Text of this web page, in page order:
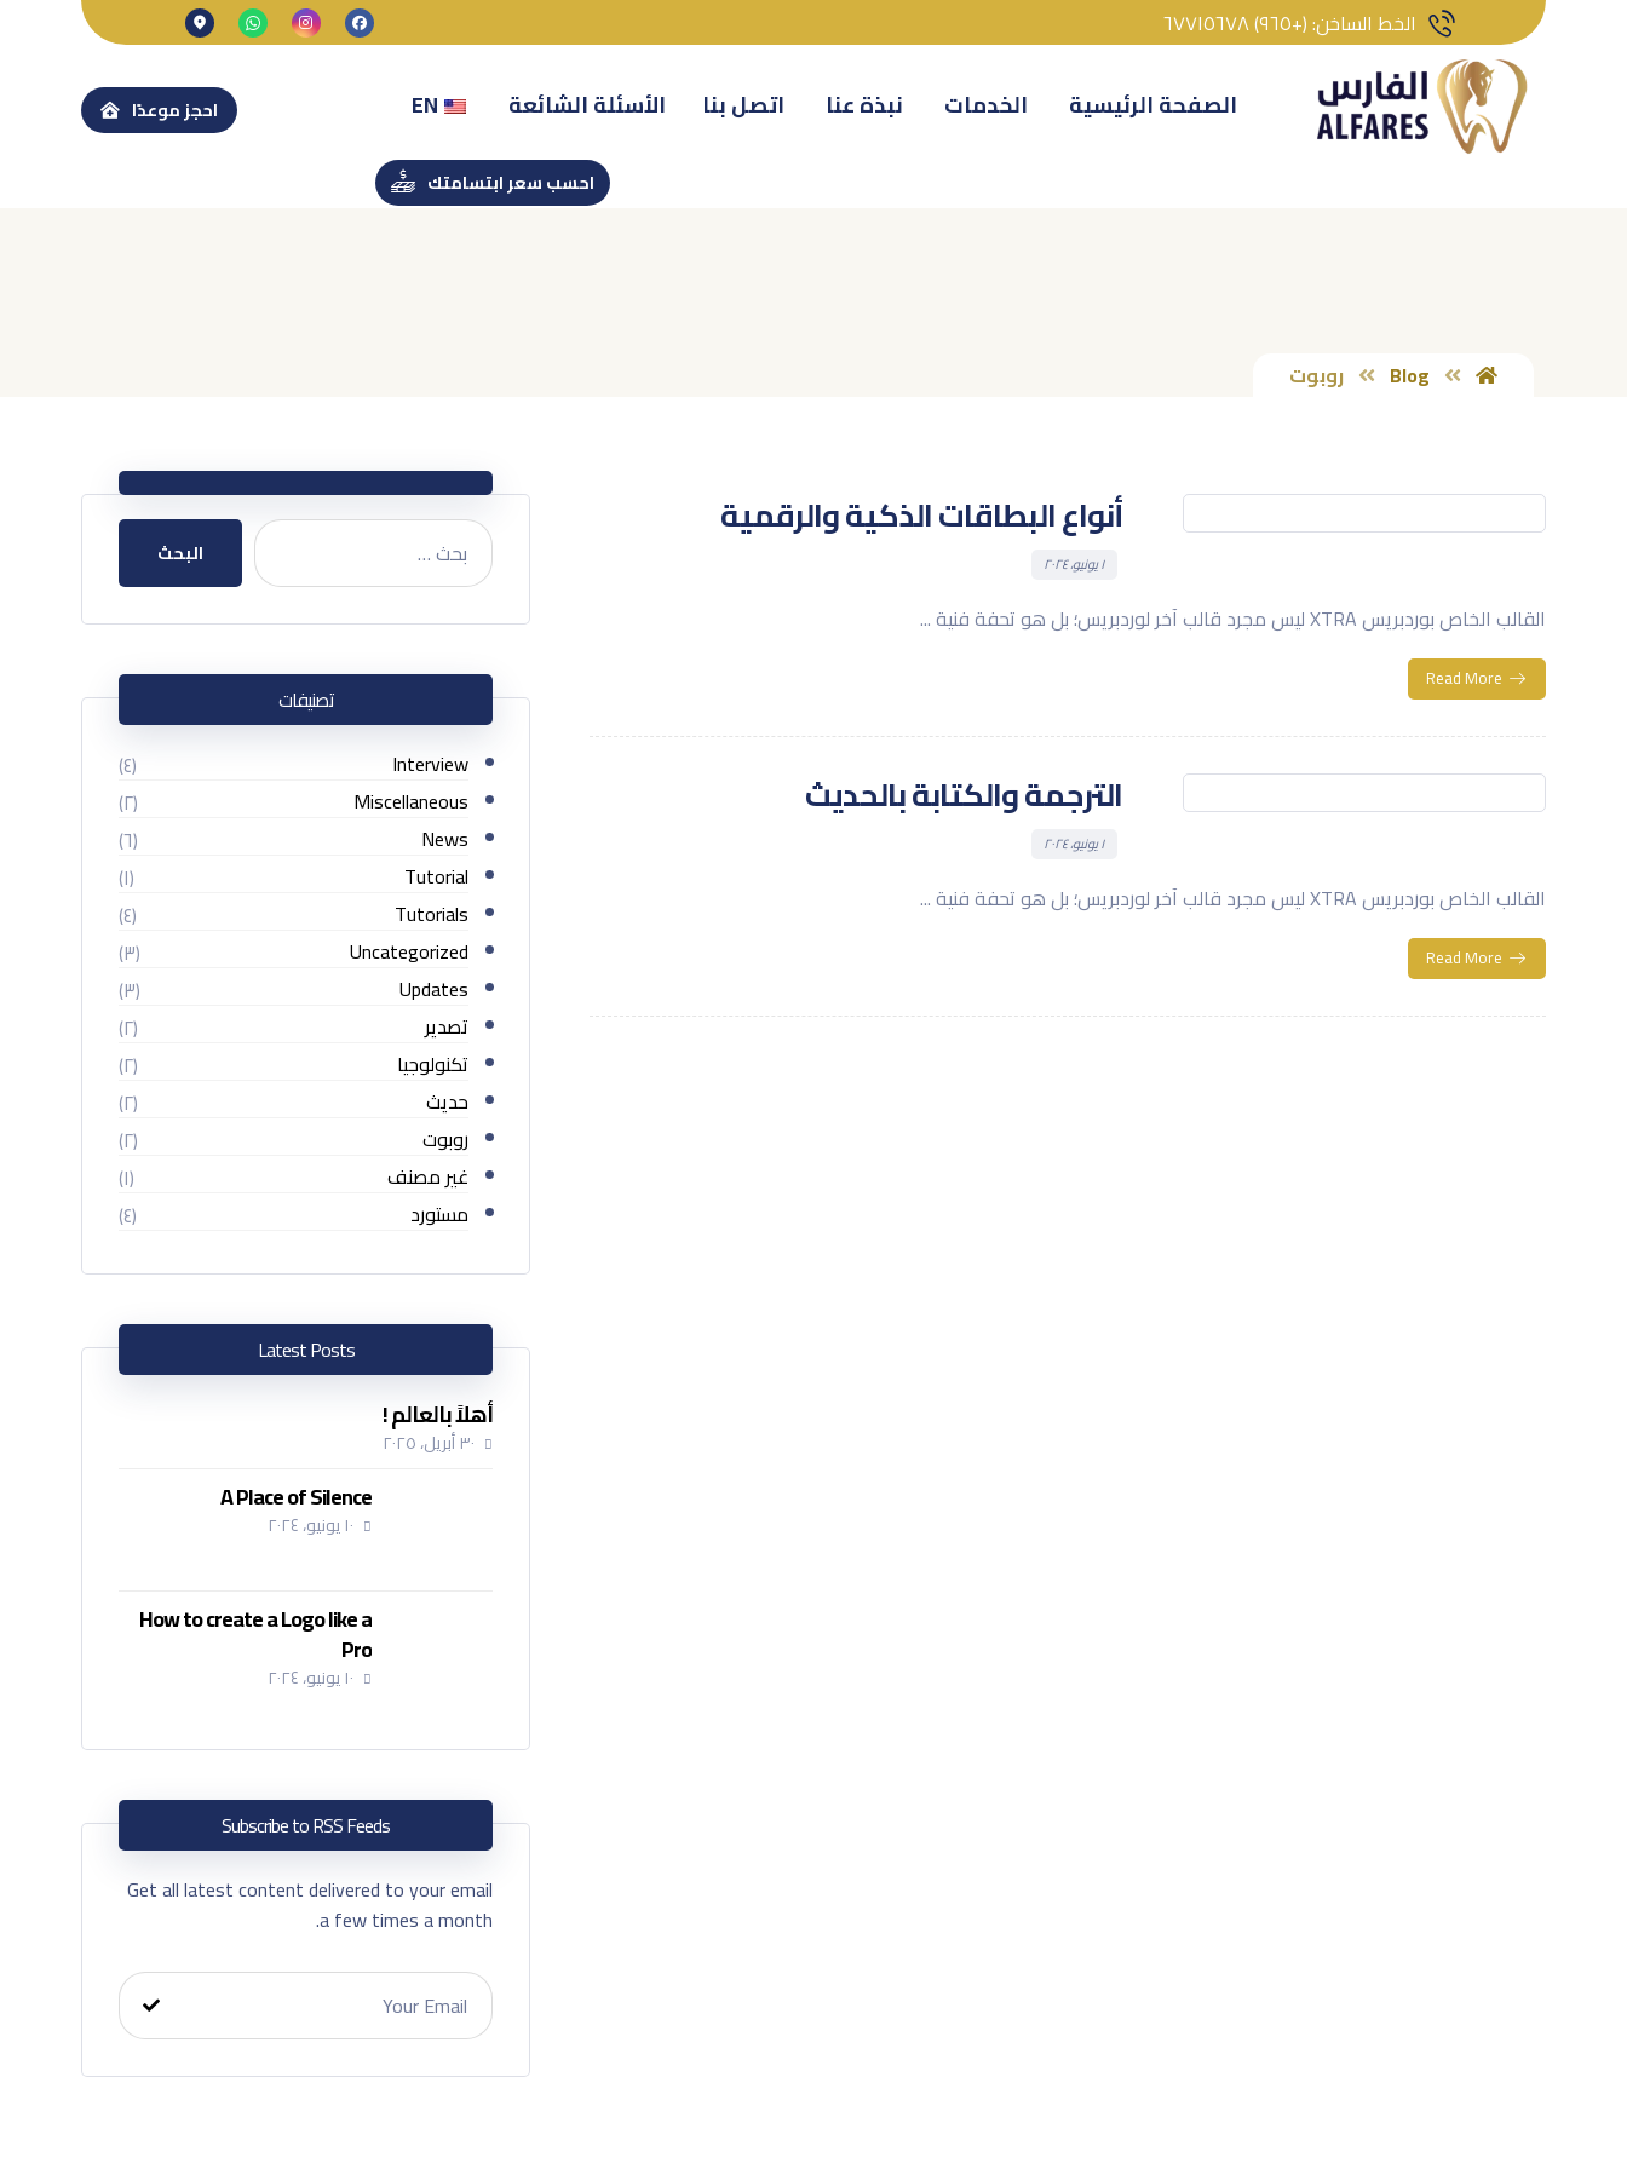
الخط الساخن: (+٩٦٥) ٦٧٧١٥٦٧٨
الصفحة الرئيسية الخدمات نبذة عنا اتصل بنا الأسئلة الشائعة EN
احسب سعر ابتسامتك
احجز موعدًا
Blog روبوت
أنواع البطاقات الذكية والرقمية
١ يونيو، ٢٠٢٤
القالب الخاص بوردبريس XTRA ليس مجرد قالب آخر لوردبريس؛ بل هو تحفة فنية ...
Read More
الترجمة والكتابة بالحديث
١ يونيو، ٢٠٢٤
القالب الخاص بوردبريس XTRA ليس مجرد قالب آخر لوردبريس؛ بل هو تحفة فنية ...
Read More
البحث
تصنيفات
Interview
(٤)
Miscellaneous
(٢)
News
(٦)
Tutorial
(١)
Tutorials
(٤)
Uncategorized
(٣)
Updates
(٣)
تصدير
(٢)
تكنولوجيا
(٢)
حديث
(٢)
روبوت
(٢)
غير مصنف
(١)
مستورد
(٤)
Latest Posts
أهلاً بالعالم !
٣٠ أبريل، ٢٠٢٥
A Place of Silence
١٠ يونيو، ٢٠٢٤
How to create a Logo like a
Pro
١٠ يونيو، ٢٠٢٤
Subscribe to RSS Feeds
Get all latest content delivered to your email
a few times a month.